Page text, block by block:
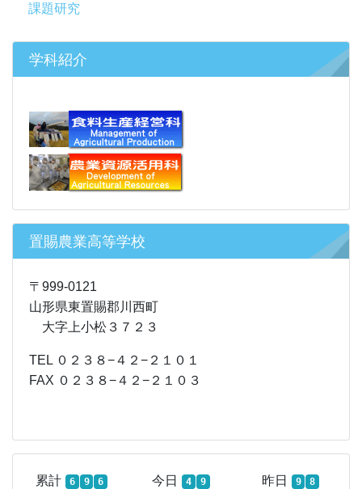
課題研究
学科紹介
置賜農業高等学校
〒999-0121
山形県東置賜郡川西町
大字上小松３７２３
TEL ０２３８−４２−２１０１
FAX ０２３８−４２−２１０３
累計 6 9 6 今日 4 9 昨日 9 8